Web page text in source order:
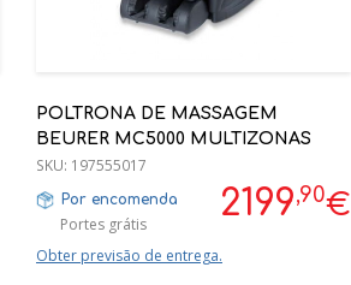
POLTRONA DE MASSAGEM
BEURER MC5000 MULTIZONAS
2199,90€
SKU: 197555017
Por encomenda
Portes grátis
Obter previsão de entrega.